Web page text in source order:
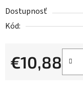
Dostupnosť
Kód:
€10,88
Jednotková cena: